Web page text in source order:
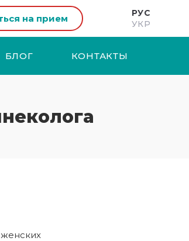
на прием
РУС
УКР
БЛОГ КОНТАКТЫ